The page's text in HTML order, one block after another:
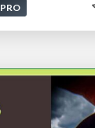
PRO